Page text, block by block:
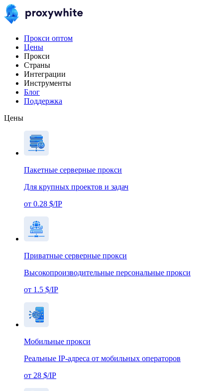
Прокси оптом
Цены
Прокси
Страны
Интеграции
Инструменты
Блог
Поддержка
Цены
Пакетные серверные прокси
Для крупных проектов и задач
от 0.28 $/IP
Приватные серверные прокси
Высокопроизводительные персональные прокси
от 1.5 $/IP
Мобильные прокси
Реальные IP-адреса от мобильных операторов
от 28 $/IP